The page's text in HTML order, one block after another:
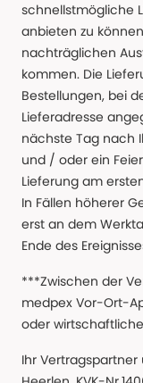
schnellstmögliche
anbieten zu
nachträglichen
kommen. Die
Bestellungen, bei
Lieferadresse
nächste Tag nach
und / oder ein
Lieferung am
In Fällen höherer
erst an dem
Ende des
***Zwischen der
medpex Vor-Ort-
oder
Ihr Vertragspartner